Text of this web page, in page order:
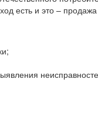
есть и это –